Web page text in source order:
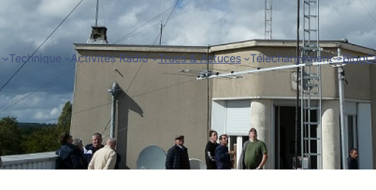
Technique Activités Radio Trucs & Astuces Téléchargement Blog